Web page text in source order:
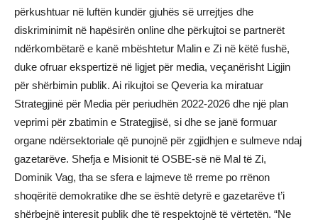
përkushtuar në luftën kundër gjuhës së urrejtjes dhe
diskriminimit në hapësirën online dhe përkujtoi se partnerët
ndërkombëtarë e kanë mbështetur Malin e Zi në këtë fushë,
duke ofruar ekspertizë në ligjet për media, veçanërisht Ligjin
për shërbimin publik. Ai rikujtoi se Qeveria ka miratuar
Strategjinë për Media për periudhën 2022-2026 dhe një plan
veprimi për zbatimin e Strategjisë, si dhe se janë formuar
organe ndërsektoriale që punojnë për zgjidhjen e sulmeve ndaj
gazetarëve. Shefja e Misionit të OSBE-së në Mal të Zi,
Dominik Vag, tha se sfera e lajmeve të rreme po rrënon
shoqëritë demokratike dhe se është detyrë e gazetarëve t’i
shërbejnë interesit publik dhe të respektojnë të vërtetën. “Ne